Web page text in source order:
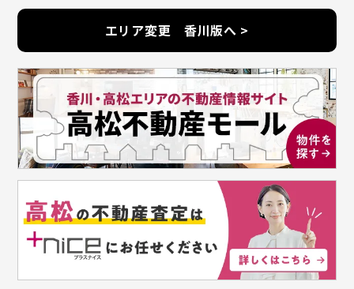
エリア変更 香川版へ >